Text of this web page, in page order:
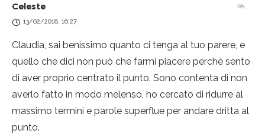
Celeste
13/02/2018, 16:27
Claudia, sai benissimo quanto ci tenga al tuo parere, e
quello che dici non può che farmi piacere perchè sento
di aver proprio centrato il punto. Sono contenta di non
averlo fatto in modo melenso, ho cercato di ridurre al
massimo termini e parole superflue per andare dritta al
punto.